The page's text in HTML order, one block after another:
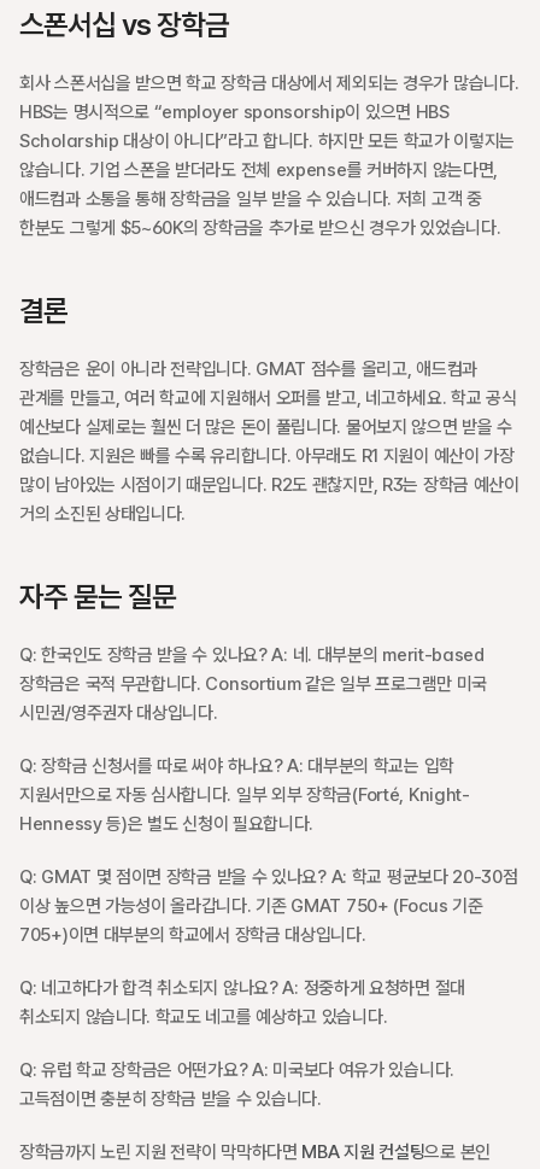
스폰서십 vs 장학금
회사 스폰서십을 받으면 학교 장학금 대상에서 제외되는 경우가 많습니다.
HBS는 명시적으로 “employer sponsorship이 있으면 HBS
Scholarship 대상이 아니다”라고 합니다. 하지만 모든 학교가 이렇지는
않습니다. 기업 스폰을 받더라도 전체 expense를 커버하지 않는다면,
애드컴과 소통을 통해 장학금을 일부 받을 수 있습니다. 저희 고객 중
한분도 그렇게 $5~60K의 장학금을 추가로 받으신 경우가 있었습니다.
결론
장학금은 운이 아니라 전략입니다. GMAT 점수를 올리고, 애드컴과
관계를 만들고, 여러 학교에 지원해서 오퍼를 받고, 네고하세요. 학교 공식
예산보다 실제로는 훨씬 더 많은 돈이 풀립니다. 물어보지 않으면 받을 수
없습니다. 지원은 빠를 수록 유리합니다. 아무래도 R1 지원이 예산이 가장
많이 남아있는 시점이기 때문입니다. R2도 괜찮지만, R3는 장학금 예산이
거의 소진된 상태입니다.
자주 묻는 질문
Q: 한국인도 장학금 받을 수 있나요? A: 네. 대부분의 merit-based
장학금은 국적 무관합니다. Consortium 같은 일부 프로그램만 미국
시민권/영주권자 대상입니다.
Q: 장학금 신청서를 따로 써야 하나요? A: 대부분의 학교는 입학
지원서만으로 자동 심사합니다. 일부 외부 장학금(Forté, Knight-
Hennessy 등)은 별도 신청이 필요합니다.
Q: GMAT 몇 점이면 장학금 받을 수 있나요? A: 학교 평균보다 20-30점
이상 높으면 가능성이 올라갑니다. 기존 GMAT 750+ (Focus 기준
705+)이면 대부분의 학교에서 장학금 대상입니다.
Q: 네고하다가 합격 취소되지 않나요? A: 정중하게 요청하면 절대
취소되지 않습니다. 학교도 네고를 예상하고 있습니다.
Q: 유럽 학교 장학금은 어떤가요? A: 미국보다 여유가 있습니다.
고득점이면 충분히 장학금 받을 수 있습니다.
장학금까지 노린 지원 전략이 막막하다면 MBA 지원 컨설팅으로 본인